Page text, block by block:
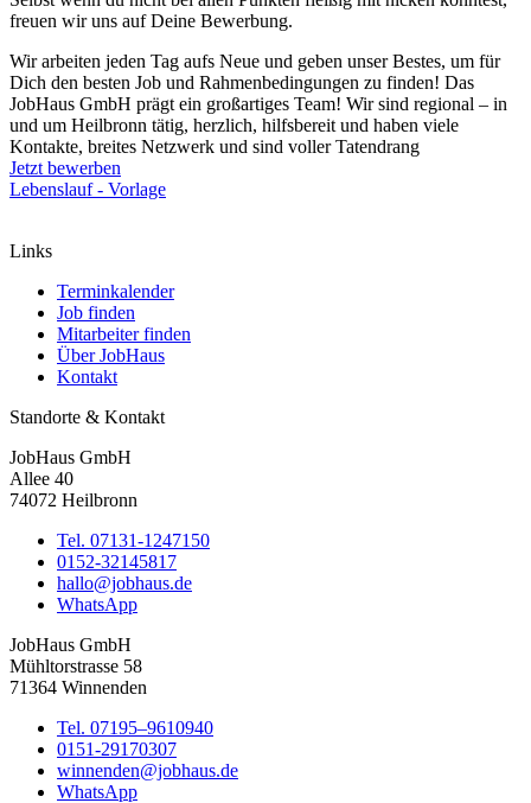
freuen wir uns auf Deine Bewerbung.
Wir arbeiten jeden Tag aufs Neue und geben unser Bestes, um für
Dich den besten Job und Rahmenbedingungen zu finden! Das
JobHaus GmbH prägt ein großartiges Team! Wir sind regional – in
und um Heilbronn tätig, herzlich, hilfsbereit und haben viele
Kontakte, breites Netzwerk und sind voller Tatendrang
Jetzt bewerben
Lebenslauf - Vorlage
Links
Terminkalender
Job finden
Mitarbeiter finden
Über JobHaus
Kontakt
Standorte & Kontakt
JobHaus GmbH
Allee 40
74072 Heilbronn
Tel. 07131-1247150
0152-32145817
hallo@jobhaus.de
WhatsApp
JobHaus GmbH
Mühltorstrasse 58
71364 Winnenden
Tel. 07195–9610940
0151-29170307
winnenden@jobhaus.de
WhatsApp